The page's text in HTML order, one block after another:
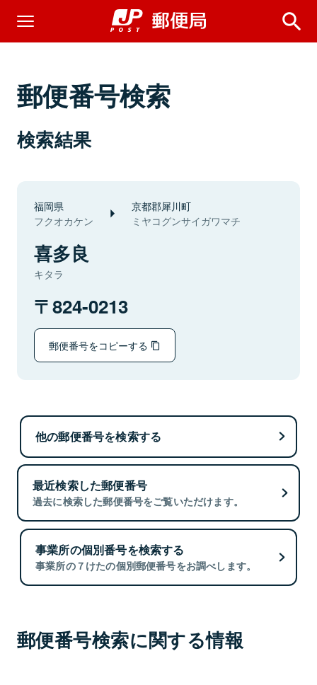
郵便番号検索
検索結果
福岡県
フクオカケン
京都郡犀川町
ミヤコグンサイガワマチ
喜多良
キタラ
824-0213
郵便番号をコピーする
他の郵便番号を検索する
最近検索した郵便番号
過去に検索した郵便番号をご覧いただけます。
事業所の個別番号を検索する
事業所の７けたの個別郵便番号をお調べします。
郵便番号検索に関する情報